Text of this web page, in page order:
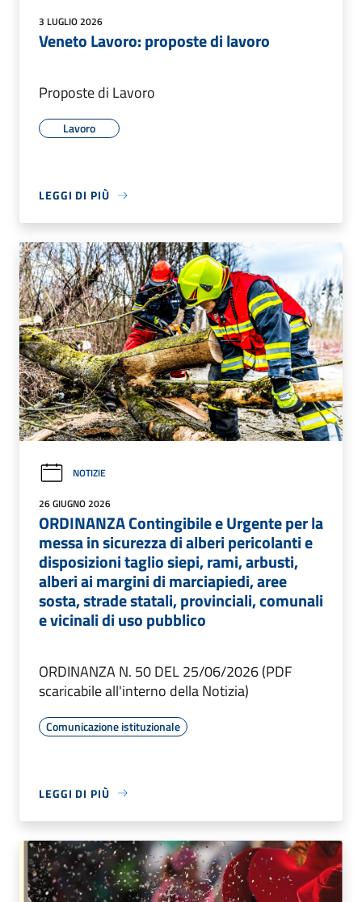
3 LUGLIO 2026
Veneto Lavoro: proposte di lavoro
Proposte di Lavoro
Lavoro
LEGGI DI PIÙ
NOTIZIE
26 GIUGNO 2026
ORDINANZA Contingibile e Urgente per la
messa in sicurezza di alberi pericolanti e
disposizioni taglio siepi, rami, arbusti,
alberi ai margini di marciapiedi, aree
sosta, strade statali, provinciali, comunali
e vicinali di uso pubblico
ORDINANZA N. 50 DEL 25/06/2026 (PDF
scaricabile all'interno della Notizia)
Comunicazione istituzionale
LEGGI DI PIÙ